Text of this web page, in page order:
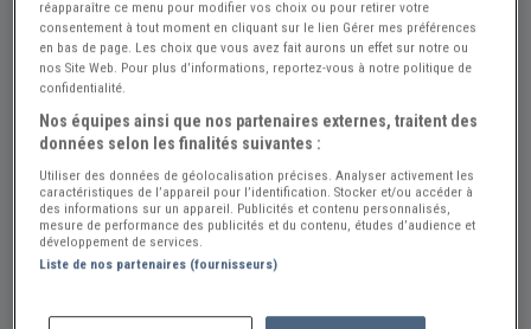
Contact
www.authentic-expert.com
06 48 09 40 49
Envoyer un message
Adresse
Chemin Pinaquy dit Couma
64990 URCUIT
Voir sur la carte
réapparaître ce menu pour modifier vos choix ou pour retirer votre
consentement à tout moment en cliquant sur le lien Gérer mes préférences
en bas de page. Les choix que vous avez fait aurons un effet sur notre ou
nos Site Web. Pour plus d’informations, reportez-vous à notre politique de
confidentialité.
Nos équipes ainsi que nos partenaires externes, traitent des
données selon les finalités suivantes :
Utiliser des données de géolocalisation précises. Analyser activement les
caractéristiques de l’appareil pour l’identification. Stocker et/ou accéder à
des informations sur un appareil. Publicités et contenu personnalisés,
mesure de performance des publicités et du contenu, études d’audience et
développement de services.
Liste de nos partenaires (fournisseurs)